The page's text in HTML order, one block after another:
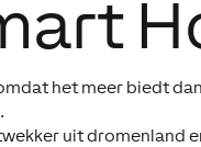
het meer biedt
uit dromenland